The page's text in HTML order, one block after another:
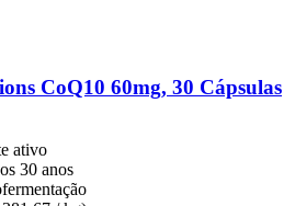
CoQ10 60mg, 30 Cápsulas
ativo
30 anos